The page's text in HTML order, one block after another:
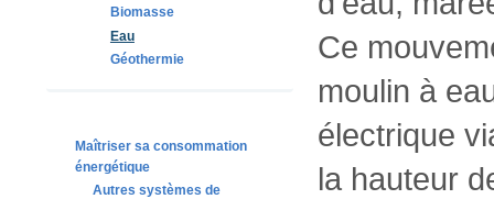
Biomasse
Eau
Géothermie
Maîtriser sa consommation
énergétique
Autres systèmes de
Ce
moulin à
électrique
la hauteur